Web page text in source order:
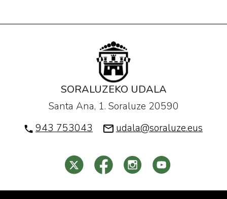
SORALUZEKO UDALA
Santa Ana, 1. Soraluze 20590
943 753043
udala@soraluze.eus